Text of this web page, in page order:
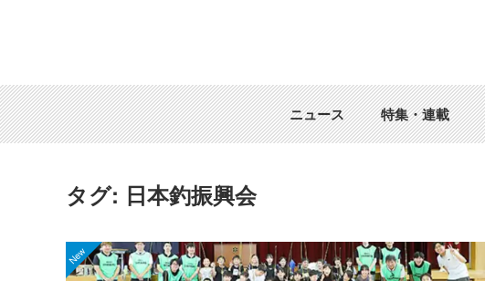
ニュース 特集・連載
タグ: 日本釣振興会